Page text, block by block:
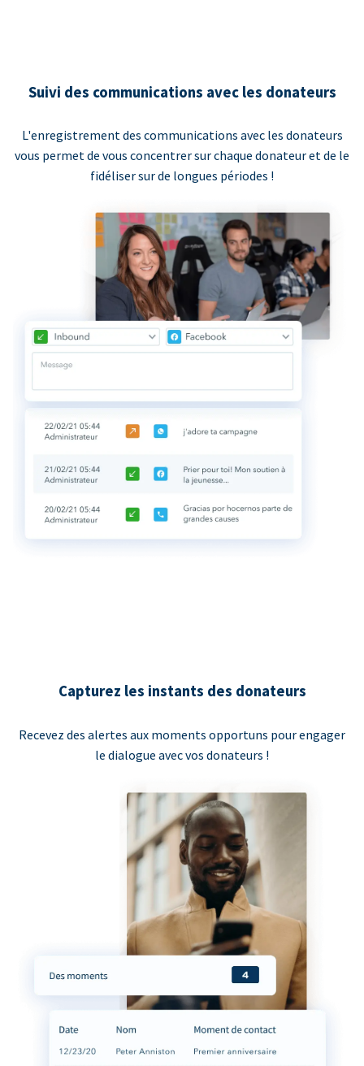
Suivi des communications avec les donateurs
L'enregistrement des communications avec les donateurs
vous permet de vous concentrer sur chaque donateur et de le
fidéliser sur de longues périodes !
Capturez les instants des donateurs
Recevez des alertes aux moments opportuns pour engager
le dialogue avec vos donateurs !